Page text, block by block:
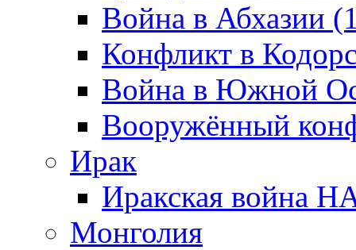
Война в Абхазии
Конфликт в
Война в Южной
Вооружённый
Ирак
Иракская война
Монголия